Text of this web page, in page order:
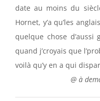
date au moins du
Hornet, y’a qu’les
quelque chose d’aussi
quand j’croyais que
voilà qu’y en a qui
@ à